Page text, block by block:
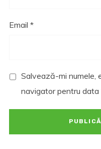
Email *
Salvează-mi numele,
navigator pentru data